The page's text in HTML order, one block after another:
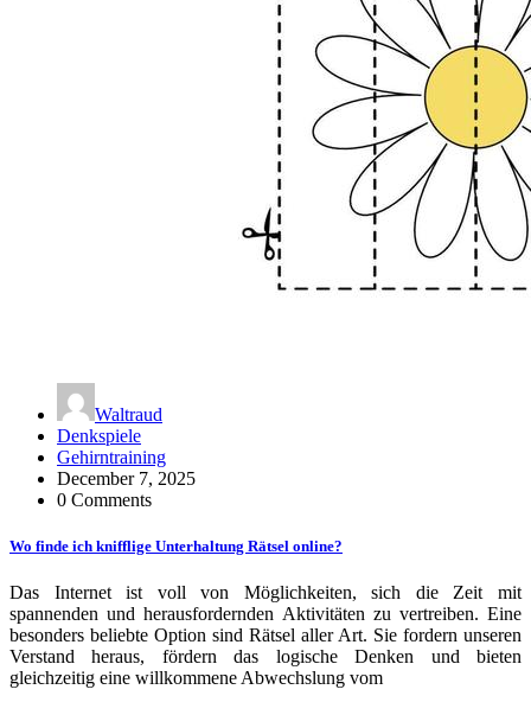
Waltraud
Denkspiele
Gehirntraining
December 7, 2025
0 Comments
Wo finde ich knifflige Unterhaltung Rätsel online?
Das Internet ist voll von Möglichkeiten, sich die Zeit mit
spannenden und herausfordernden Aktivitäten zu vertreiben. Eine
besonders beliebte Option sind Rätsel aller Art. Sie fordern unseren
Verstand heraus, fördern das logische Denken und bieten
gleichzeitig eine willkommene Abwechslung vom